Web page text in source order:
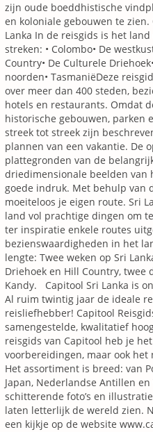
zijn oude boeddhistische
en koloniale gebouwen te
Lanka In de reisgids is het
streken: • Colombo• De
Country• De Culturele
noorden• TasmaniëDeze
over meer dan 400 steden,
hotels en restaurants. Omdat
historische gebouwen, parken
streek tot streek zijn
plannen van een vakantie. De
plattegronden van de
driedimensionale beelden van
goede indruk. Met behulp van
moeiteloos je eigen route. Sri
land vol prachtige dingen om
ter inspiratie enkele routes
bezienswaardigheden in het
lengte: Twee weken op Sri
Driehoek en Hill Country, twee
Kandy. Capitool Sri Lanka is
Al ruim twintig jaar de ideale
reisliefhebber! Capitool
samengestelde, kwalitatief
reisgids van Capitool heb je
voorbereidingen, maar ook
Het assortiment is breed: van
Japan, Nederlandse Antillen
schitterende foto’s en
laten letterlijk de wereld zien.
een kijkje op de website